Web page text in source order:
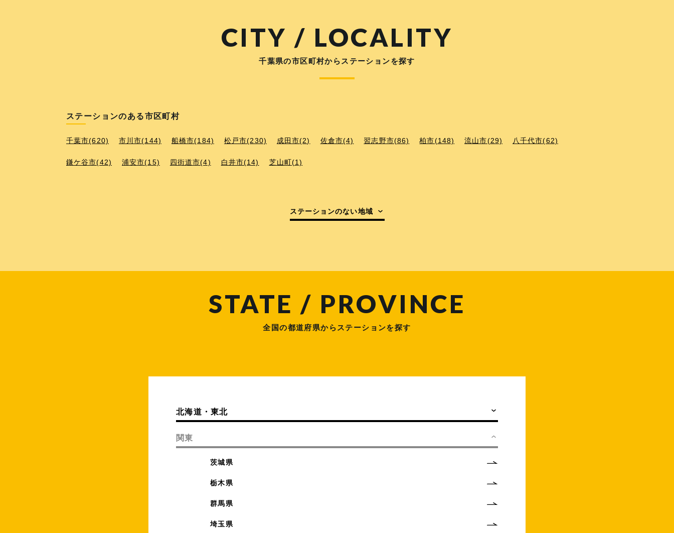
CITY / LOCALITY
千葉県の市区町村からステーションを探す
ステーションのある市区町村
千葉市(620) 市川市(144) 船橋市(184) 松戸市(230) 成田市(2) 佐倉市(4) 習志野市(86) 柏市(148) 流山市(29) 八千代市(62)
鎌ケ谷市(42) 浦安市(15) 四街道市(4) 白井市(14) 芝山町(1)
ステーションのない地域
STATE / PROVINCE
全国の都道府県からステーションを探す
北海道・東北
関東
茨城県
栃木県
群馬県
埼玉県